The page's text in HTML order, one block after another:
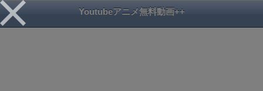
Youtubeアニメ無料動画++